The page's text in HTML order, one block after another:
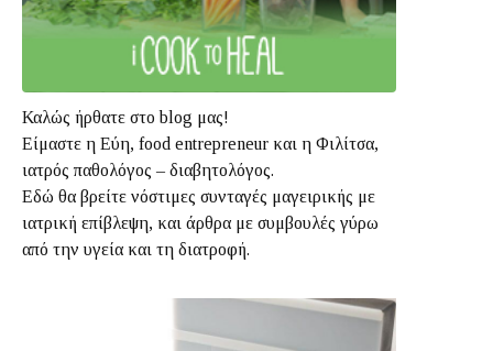
Καλώς ήρθατε στο blog μας!
Είμαστε η Εύη, food entrepreneur και η Φιλίτσα,
ιατρός παθολόγος – διαβητολόγος.
Εδώ θα βρείτε νόστιμες συνταγές μαγειρικής με
ιατρική επίβλεψη, και άρθρα με συμβουλές γύρω
από την υγεία και τη διατροφή.